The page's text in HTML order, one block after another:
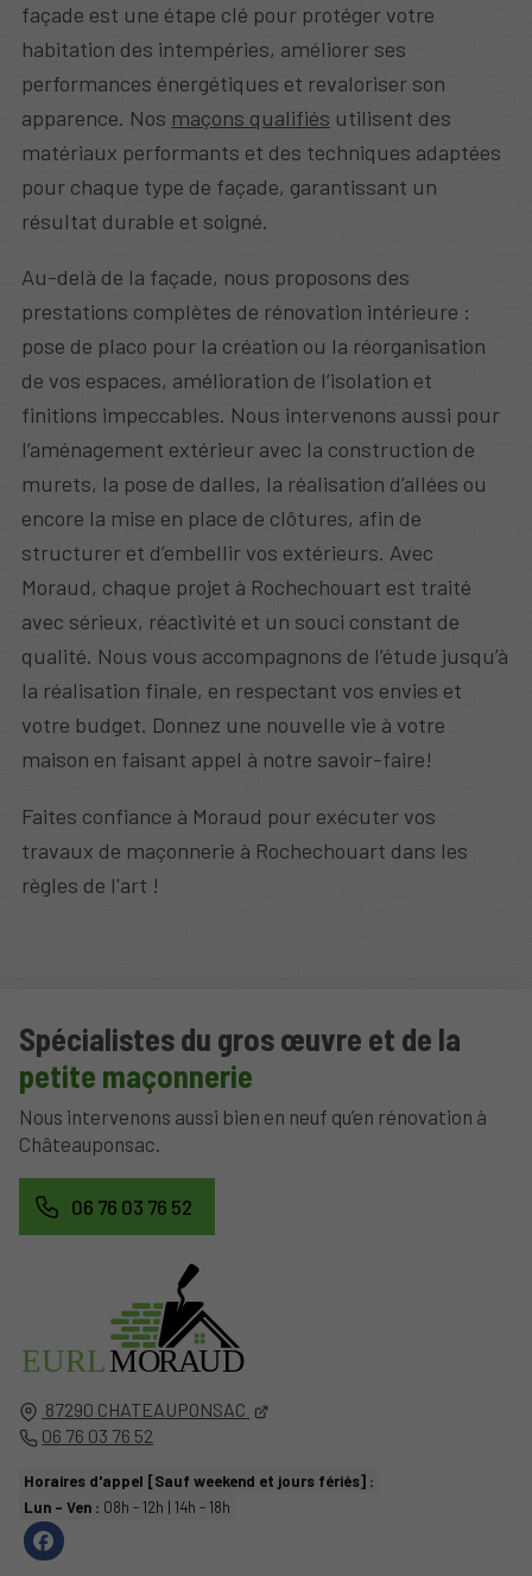
façade est une étape clé pour protéger votre
habitation des intempéries, améliorer ses
performances énergétiques et revaloriser son
apparence. Nos maçons qualifiés utilisent des
matériaux performants et des techniques adaptées
pour chaque type de façade, garantissant un
résultat durable et soigné.
Au-delà de la façade, nous proposons des
prestations complètes de rénovation intérieure :
pose de placo pour la création ou la réorganisation
de vos espaces, amélioration de l’isolation et
finitions impeccables. Nous intervenons aussi pour
l’aménagement extérieur avec la construction de
murets, la pose de dalles, la réalisation d’allées ou
encore la mise en place de clôtures, afin de
structurer et d’embellir vos extérieurs. Avec
Moraud, chaque projet à Rochechouart est traité
avec sérieux, réactivité et un souci constant de
qualité. Nous vous accompagnons de l’étude jusqu’à
la réalisation finale, en respectant vos envies et
votre budget. Donnez une nouvelle vie à votre
maison en faisant appel à notre savoir-faire!
Faites confiance à Moraud pour exécuter vos
travaux de maçonnerie à Rochechouart dans les
règles de l'art !
EURLMORAUD
87290 CHATEAUPONSAC
06 76 03 76 52
Horaires d'appel [Sauf weekend et jours fériés] :
Lun - Ven : 08h - 12h | 14h - 18h
Spécialistes du gros œuvre et de la
petite maçonnerie
Nous intervenons aussi bien en neuf qu’en rénovation à
Châteauponsac.
06 76 03 76 52